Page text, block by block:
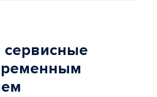
сервисные